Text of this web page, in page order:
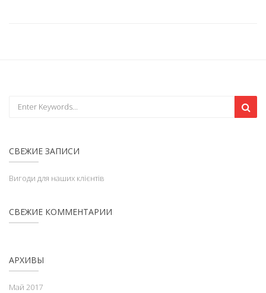
СВЕЖИЕ ЗАПИСИ
Вигоди для наших клієнтів
СВЕЖИЕ КОММЕНТАРИИ
АРХИВЫ
Май 2017